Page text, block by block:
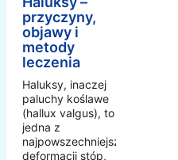
przyczyny,
objawy i
metody
leczenia
Haluksy, inaczej
paluchy koślawe
(hallux valgus), to
jedna z
najpowszechniejszych
deformacji stóp,